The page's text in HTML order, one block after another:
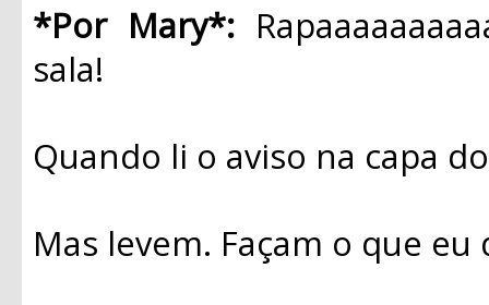
*Por Mary*:
sala!
Quando li o aviso na capa
Mas levem. Façam o que